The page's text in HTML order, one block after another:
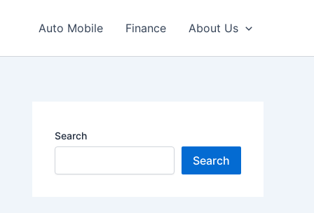
Auto Mobile Finance About Us
Search
Search